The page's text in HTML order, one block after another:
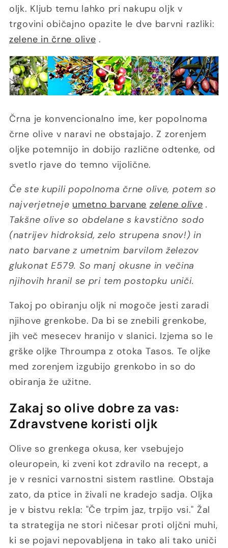
oljk. Kljub temu lahko pri nakupu oljk v
trgovini običajno opazite le dve barvni razliki:
zelene in črne olive .
Črna je konvencionalno ime, ker popolnoma
črne olive v naravi ne obstajajo. Z zorenjem
oljke potemnijo in dobijo različne odtenke, od
svetlo rjave do temno vijolične.
Če ste kupili popolnoma črne olive, potem so
najverjetneje umetno barvane zelene olive .
Takšne olive so obdelane s kavstično sodo
(natrijev hidroksid, zelo strupena snov!) in
nato barvane z umetnim barvilom železov
glukonat E579. So manj okusne in večina
njihovih hranil se pri tem postopku uniči.
Takoj po obiranju oljk ni mogoče jesti zaradi
njihove grenkobe. Da bi se znebili grenkobe,
jih več mesecev hranijo v slanici. Izjema so le
grške oljke Throumpa z otoka Tasos. Te oljke
med zorenjem izgubijo grenkobo in so do
obiranja že užitne.
Zakaj so olive dobre za vas:
Zdravstvene koristi oljk
Olive so grenkega okusa, ker vsebujejo
oleuropein, ki zveni kot zdravilo na recept, a
je v resnici varnostni sistem rastline. Obstaja
zato, da ptice in živali ne kradejo sadja. Oljka
je v bistvu rekla: "Če trpim jaz, trpijo vsi." Žal
ta strategija ne stori ničesar proti oljčni muhi,
ki se pojavi nepovabljena in tako ali tako uniči